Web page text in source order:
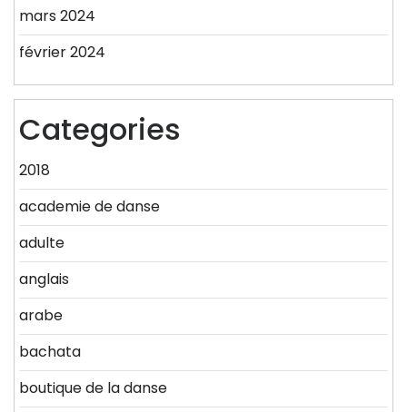
mars 2024
février 2024
Categories
2018
academie de danse
adulte
anglais
arabe
bachata
boutique de la danse